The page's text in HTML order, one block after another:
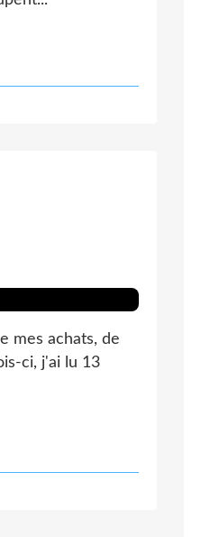
mes achats, de
ci, j'ai lu 13